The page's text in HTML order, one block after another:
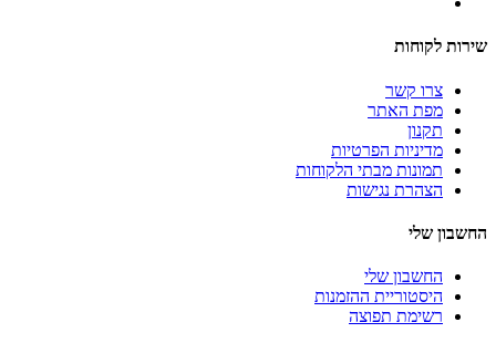
שירות לקוחות
צרו קשר
מפת האתר
תקנון
מדיניות הפרטיות
תמונות מבתי הלקוחות
הצהרת נגישות
החשבון שלי
החשבון שלי
היסטוריית ההזמנות
רשימת תפוצה